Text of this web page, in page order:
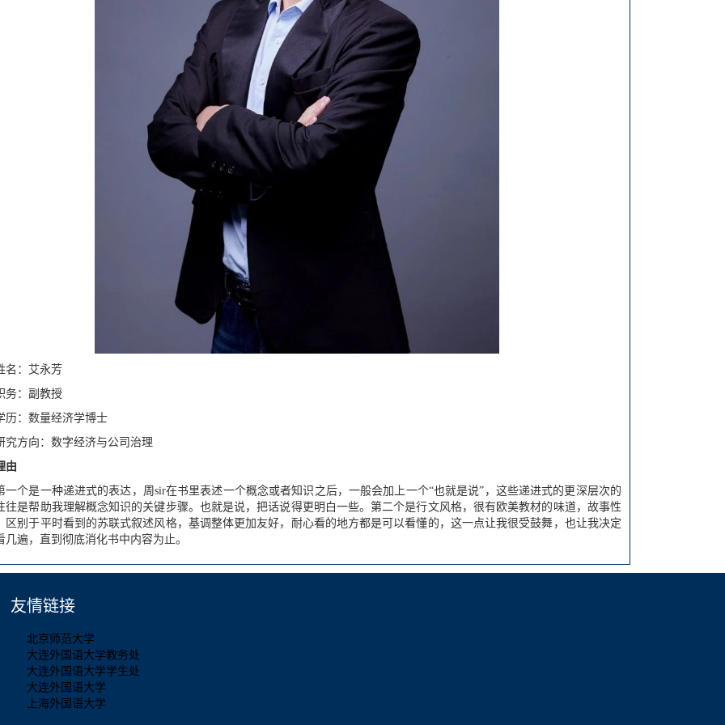
名：艾永芳
务：副教授
历：数量经济学博士
究方向：数字经济与公司治理
由
一个是一种递进式的表达，周sir在书里表述一个概念或者知识之后，一般会加上一个“也就是说”，这些递进式的更深层次的
往是帮助我理解概念知识的关键步骤。也就是说，把话说得更明白一些。第二个是行文风格，很有欧美教材的味道，故事性
区别于平时看到的苏联式叙述风格，基调整体更加友好，耐心看的地方都是可以看懂的，这一点让我很受鼓舞，也让我决定
几遍，直到彻底消化书中内容为止。
友情链接
北京师范大学
大连外国语大学教务处
大连外国语大学学生处
大连外国语大学
上海外国语大学